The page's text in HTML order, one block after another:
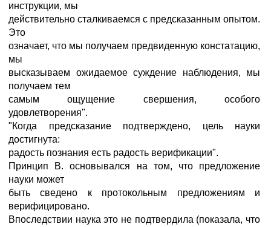
инструкции, мы
действительно сталкиваемся с предсказанным опытом.
Это
означает, что мы получаем предвиденную констатацию,
мы
высказываем ожидаемое суждение наблюдения, мы
получаем тем
самым ощущение свершения, особого
удовлетворения".
"Когда предсказание подтверждено, цель науки
достигнута:
радость познания есть радость верификации".
Принцип В. основывался на том, что предложение
науки может
быть сведено к протокольным предложениям и
верифицировано.
Впоследствии наука это не подтвердила (показала, что